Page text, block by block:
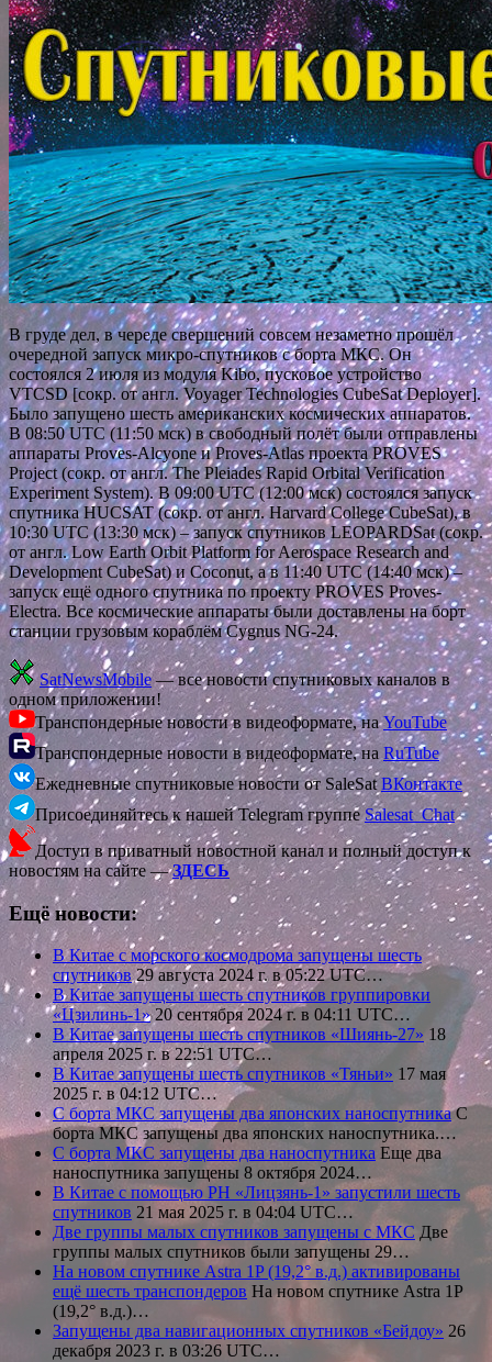
В груде дел, в череде свершений совсем незаметно прошёл
очередной запуск микро-спутников с борта МКС. Он
состоялся 2 июля из модуля Kibo, пусковое устройство
VTCSD [сокр. от англ. Voyager Technologies CubeSat Deployer].
Было запущено шесть американских космических аппаратов.
В 08:50 UTC (11:50 мск) в свободный полёт были отправлены
аппараты Proves-Alcyone и Proves-Atlas проекта PROVES
Project (сокр. от англ. The Pleiades Rapid Orbital Verification
Experiment System). В 09:00 UTC (12:00 мск) состоялся запуск
спутника HUCSAT (сокр. от англ. Harvard College CubeSat), в
10:30 UTC (13:30 мск) – запуск спутников LEOPARDSat (сокр.
от англ. Low Earth Orbit Platform for Aerospace Research and
Development CubeSat) и Coconut, а в 11:40 UTC (14:40 мск) –
запуск ещё одного спутника по проекту PROVES Proves-
Electra. Все космические аппараты были доставлены на борт
станции грузовым кораблём Cygnus NG-24.
SatNewsMobile— все новости спутниковых каналов в
одном приложении!
Транспондерные новости в видеоформате, наYouTube
Транспондерные новости в видеоформате, на RuTube
Ежедневные спутниковые новости от SaleSatВКонтакте
Присоединяйтесь к нашей Telegram группеSalesat_Chat
Доступ в приватный новостной канал и полный доступ к
новостям на сайте —ЗДЕСЬ
Ещё новости:
В Китае с морского космодрома запущены шесть
спутников29 августа 2024 г. в 05:22 UTC…
В Китае запущены шесть спутников группировки
«Цзилинь-1»20 сентября 2024 г. в 04:11 UTC…
В Китае запущены шесть спутников «Шиянь-27» 18
апреля 2025 г. в 22:51 UTC…
В Китае запущены шесть спутников «Тяньи» 17 мая
2025 г. в 04:12 UTC…
С борта МКС запущены два японских наноспутникаС
борта МКС запущены два японских наноспутника.…
С борта МКС запущены два наноспутника Еще два
наноспутника запущены 8 октября 2024…
В Китае с помощью РН «Лицзянь-1» запустили шесть
спутников 21 мая 2025 г. в 04:04 UTC…
Две группы малых спутников запущены с МКС Две
группы малых спутников были запущены 29…
На новом спутнике Astra 1P (19,2° в.д.) активированы
ещё шесть транспондеров На новом спутнике Astra 1P
(19,2° в.д.)…
Запущены два навигационных спутников «Бейдоу» 26
декабря 2023 г. в 03:26 UTC…